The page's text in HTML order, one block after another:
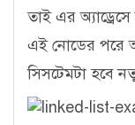
তাই এর
এই নোডের পরে
সিসটেমটা হবে